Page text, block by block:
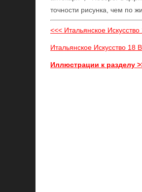
точности рисунка, чем по
<<< Итальянское
Итальянское Искусство 18
Иллюстрации к разделу